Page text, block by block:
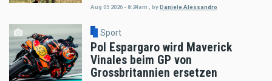
Aug 05 2026 - 8:24am byDaniele Alessandro
Sport
Pol Espargaro wird Maverick
Vinales beim GP von
Grossbritannien ersetzen